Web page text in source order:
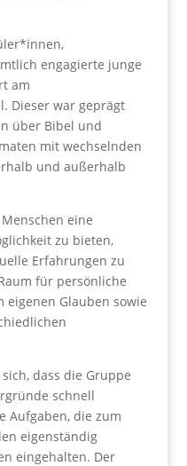
engagierte junge
am
Dieser war geprägt
über Bibel und
mit wechselnden
und außerhalb
eine
zu bieten,
Erfahrungen zu
für persönliche
Glauben sowie
dass die Gruppe
schnell
Aufgaben, die zum
eigenständig
eingehalten. Der